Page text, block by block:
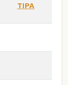
TIPA